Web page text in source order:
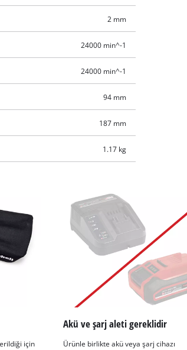
2 mm
24000 min^-1
24000 min^-1
94 mm
187 mm
1.17 kg
için
Akü ve şarj aleti gereklidir
Ürünle birlikte akü veya şarj cihazı